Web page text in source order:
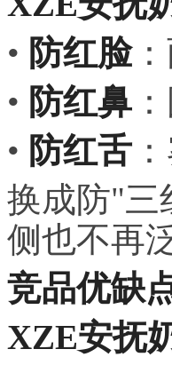
• 防红脸
• 防红鼻
• 防红舌
换成防"三
侧也不再
竞品优缺
XZE安抚